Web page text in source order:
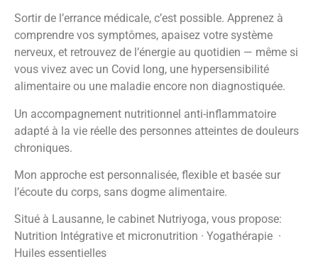
Sortir de l’errance médicale, c’est possible. Apprenez à
comprendre vos symptômes, apaisez votre système
nerveux, et retrouvez de l’énergie au quotidien — même si
vous vivez avec un Covid long, une hypersensibilité
alimentaire ou une maladie encore non diagnostiquée.
Un accompagnement nutritionnel anti-inflammatoire
adapté à la vie réelle des personnes atteintes de douleurs
chroniques.
Mon approche est personnalisée, flexible et basée sur
l’écoute du corps, sans dogme alimentaire.
Situé à Lausanne, le cabinet Nutriyoga, vous propose:
Nutrition Intégrative et micronutrition · Yogathérapie ·
Huiles essentielles